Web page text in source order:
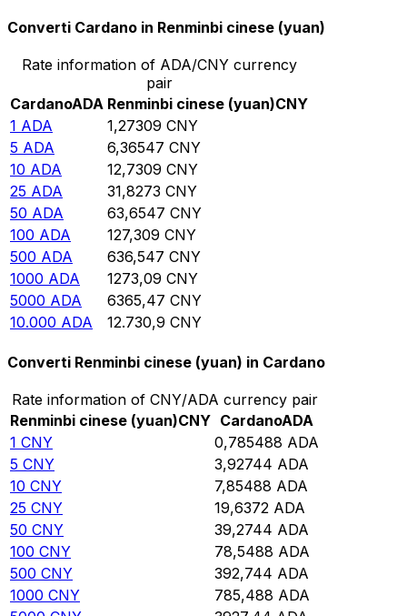
Converti Cardano in Renminbi cinese (yuan)
Rate information of ADA/CNY currency
pair
CardanoADA Renminbi cinese (yuan)CNY
1 ADA 1,27309 CNY
5 ADA 6,36547 CNY
10 ADA 12,7309 CNY
25 ADA 31,8273 CNY
50 ADA 63,6547 CNY
100 ADA 127,309 CNY
500 ADA 636,547 CNY
1000 ADA 1273,09 CNY
5000 ADA 6365,47 CNY
10.000 ADA 12.730,9 CNY
Converti Renminbi cinese (yuan) in Cardano
Rate information of CNY/ADA currency pair
Renminbi cinese (yuan)CNY CardanoADA
1 CNY 0,785488 ADA
5 CNY 3,92744 ADA
10 CNY 7,85488 ADA
25 CNY 19,6372 ADA
50 CNY 39,2744 ADA
100 CNY 78,5488 ADA
500 CNY 392,744 ADA
1000 CNY 785,488 ADA